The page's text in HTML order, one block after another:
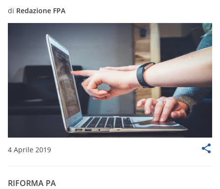
di Redazione FPA
4 Aprile 2019
RIFORMA PA